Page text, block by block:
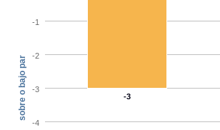
sobre o bajo par -3
-4
-3
-2
-1